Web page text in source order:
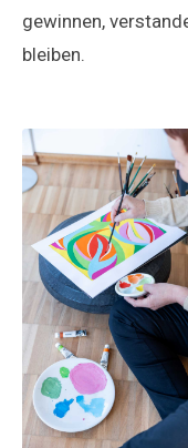
gewinnen,
bleiben.